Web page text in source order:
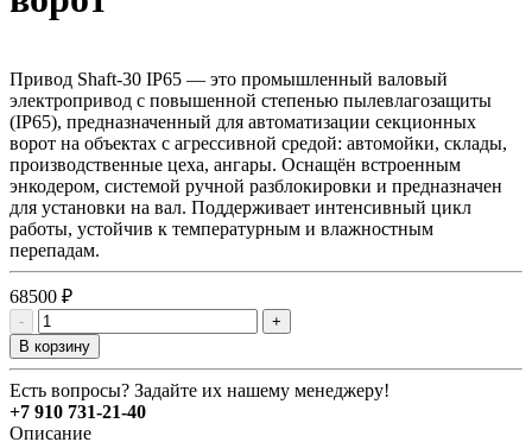
Привод Shaft-30 IP65 — это промышленный валовый
электропривод с повышенной степенью пылевлагозащиты
(IP65), предназначенный для автоматизации секционных
ворот на объектах с агрессивной средой: автомойки, склады,
производственные цеха, ангары. Оснащён встроенным
энкодером, системой ручной разблокировки и предназначен
для установки на вал. Поддерживает интенсивный цикл
работы, устойчив к температурным и влажностным
перепадам.
68500 ₽
-
+
В корзину
Есть вопросы? Задайте их нашему менеджеру!
+7 910 731-21-40
Описание